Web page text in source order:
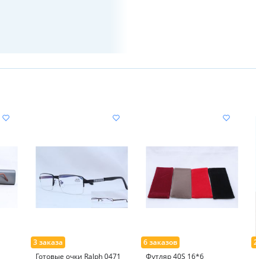
Готовые очки Ralph 0471 Футляр 40S 16*6